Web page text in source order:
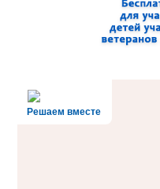
Решаем вместе